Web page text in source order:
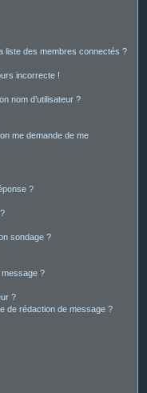
liste des membres connectés ?
incorrecte !
nom d’utilisateur ?
me demande de me
?
sondage ?
message ?
?
de rédaction de message ?